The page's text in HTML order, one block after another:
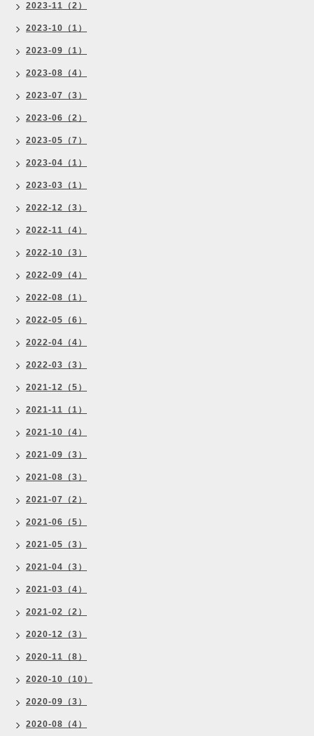
2023-11（2）
2023-10（1）
2023-09（1）
2023-08（4）
2023-07（3）
2023-06（2）
2023-05（7）
2023-04（1）
2023-03（1）
2022-12（3）
2022-11（4）
2022-10（3）
2022-09（4）
2022-08（1）
2022-05（6）
2022-04（4）
2022-03（3）
2021-12（5）
2021-11（1）
2021-10（4）
2021-09（3）
2021-08（3）
2021-07（2）
2021-06（5）
2021-05（3）
2021-04（3）
2021-03（4）
2021-02（2）
2020-12（3）
2020-11（8）
2020-10（10）
2020-09（3）
2020-08（4）